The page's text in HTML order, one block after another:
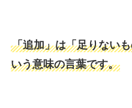
「追加」は「足りない
いう意味の言葉です。